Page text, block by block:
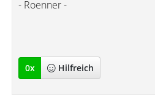
- Roenner -
0x Hilfreich